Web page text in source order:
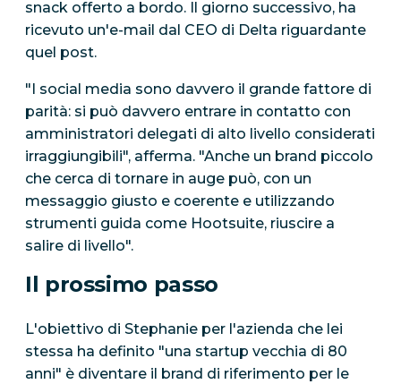
snack offerto a bordo. Il giorno successivo, ha
ricevuto un'e-mail dal CEO di Delta riguardante
quel post.
"I social media sono davvero il grande fattore di
parità: si può davvero entrare in contatto con
amministratori delegati di alto livello considerati
irraggiungibili", afferma. "Anche un brand piccolo
che cerca di tornare in auge può, con un
messaggio giusto e coerente e utilizzando
strumenti guida come Hootsuite, riuscire a
salire di livello".
Il prossimo passo
L'obiettivo di Stephanie per l'azienda che lei
stessa ha definito "una startup vecchia di 80
anni" è diventare il brand di riferimento per le